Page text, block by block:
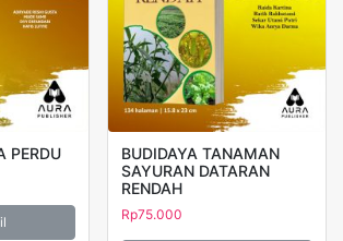
PERDU
BUDIDAYA TANAMAN
SAYURAN DATARAN
RENDAH
Rp75.000